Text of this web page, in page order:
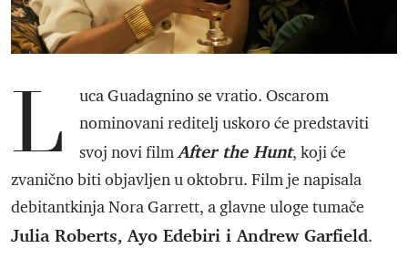
L
uca Guadagnino se vratio. Oscarom
nominovani reditelj uskoro će predstaviti
svoj novi film After the Hunt, koji će
zvanično biti objavljen u oktobru. Film je napisala
debitantkinja Nora Garrett, a glavne uloge tumače
Julia Roberts, Ayo Edebiri i Andrew Garfield.